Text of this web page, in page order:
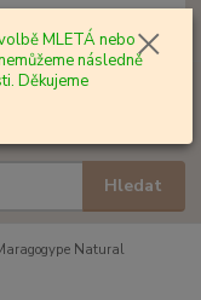
Hledat
za0,00 Kč
Natural
MLETÁ nebo
následně
Děkujeme